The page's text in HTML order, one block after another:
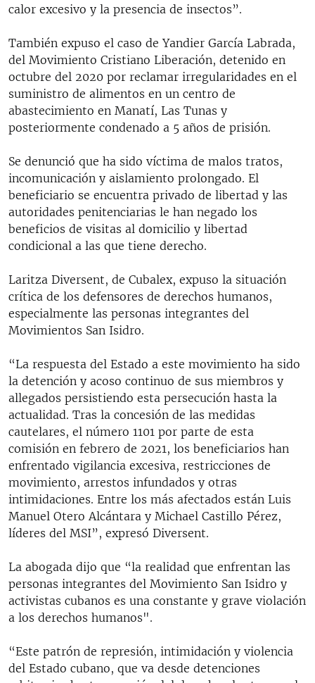
calor excesivo y la presencia de insectos”.
También expuso el caso de Yandier García Labrada,
del Movimiento Cristiano Liberación, detenido en
octubre del 2020 por reclamar irregularidades en el
suministro de alimentos en un centro de
abastecimiento en Manatí, Las Tunas y
posteriormente condenado a 5 años de prisión.
Se denunció que ha sido víctima de malos tratos,
incomunicación y aislamiento prolongado. El
beneficiario se encuentra privado de libertad y las
autoridades penitenciarias le han negado los
beneficios de visitas al domicilio y libertad
condicional a las que tiene derecho.
Laritza Diversent, de Cubalex, expuso la situación
crítica de los defensores de derechos humanos,
especialmente las personas integrantes del
Movimientos San Isidro.
“La respuesta del Estado a este movimiento ha sido
la detención y acoso continuo de sus miembros y
allegados persistiendo esta persecución hasta la
actualidad. Tras la concesión de las medidas
cautelares, el número 1101 por parte de esta
comisión en febrero de 2021, los beneficiarios han
enfrentado vigilancia excesiva, restricciones de
movimiento, arrestos infundados y otras
intimidaciones. Entre los más afectados están Luis
Manuel Otero Alcántara y Michael Castillo Pérez,
líderes del MSI”, expresó Diversent.
La abogada dijo que “la realidad que enfrentan las
personas integrantes del Movimiento San Isidro y
activistas cubanos es una constante y grave violación
a los derechos humanos".
“Este patrón de represión, intimidación y violencia
del Estado cubano, que va desde detenciones